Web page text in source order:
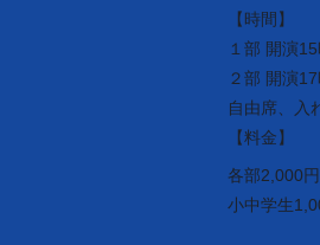
【時間】
１部 開演
２部 開演
自由席、入
【料金】
各部2,000
小中学生